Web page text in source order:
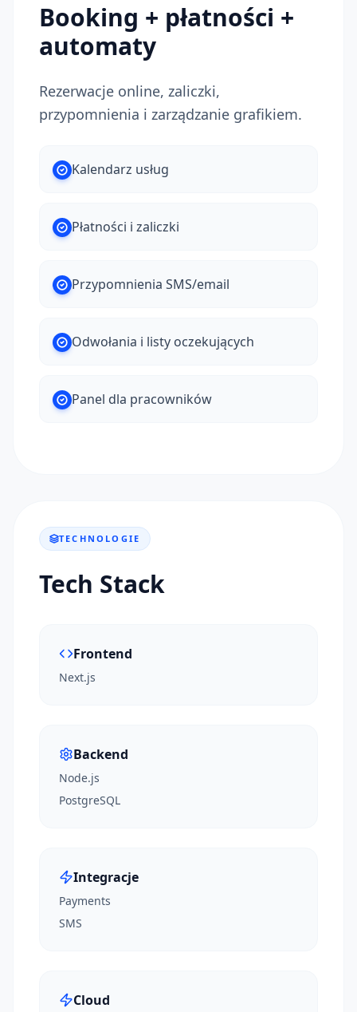
Booking + płatności +
automaty
Rezerwacje online, zaliczki,
przypomnienia i zarządzanie grafikiem.
Kalendarz usług
Płatności i zaliczki
Przypomnienia SMS/email
Odwołania i listy oczekujących
Panel dla pracowników
TECHNOLOGIE
Tech Stack
Frontend
Next.js
Backend
Node.js
PostgreSQL
Integracje
Payments
SMS
Cloud